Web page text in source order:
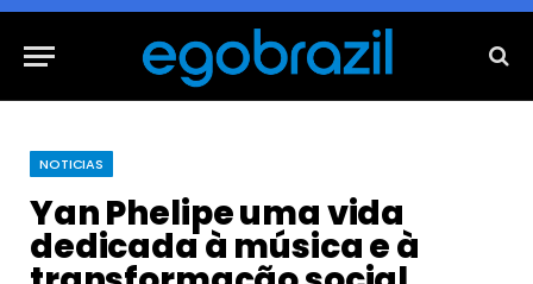
NOTICIAS
Yan Phelipe uma vida
dedicada à música e à